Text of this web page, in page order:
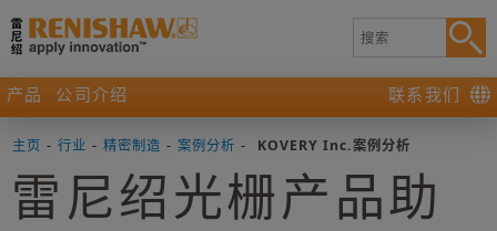
产品 公司介绍 联系我们
主页 - 行业 - 精密制造 - 案例分析 - KOVERY Inc.案例分析
雷尼绍光栅产品助